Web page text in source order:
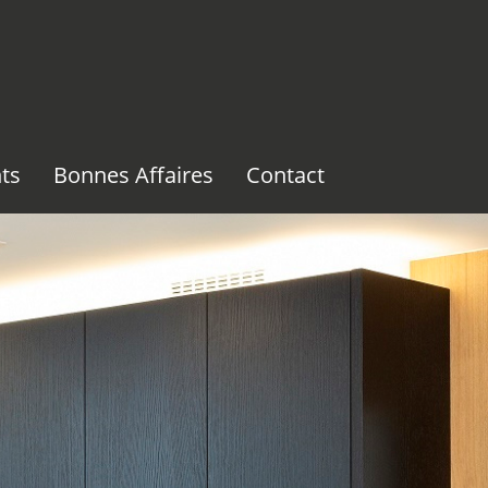
Bonnes Affaires Contact